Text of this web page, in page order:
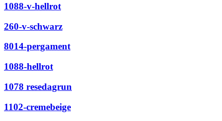
1088-v-hellrot
260-v-schwarz
8014-pergament
1088-hellrot
1078 resedagrun
1102-cremebeige